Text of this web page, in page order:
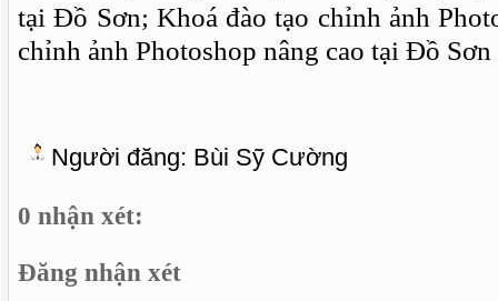
tại Đồ Sơn; Khoá đào tạo chỉnh ảnh
chỉnh ảnh Photoshop nâng cao tại Đồ Sơn
Người đăng: Bùi Sỹ Cường
0 nhận xét:
Đăng nhận xét